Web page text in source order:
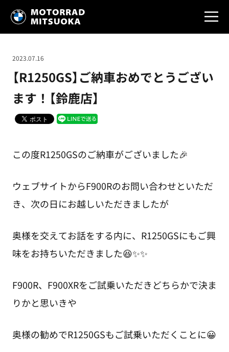
【R1250GS】ご納車おめでとうござい
ます！【鈴鹿店】
2023.07.16
この度R1250GSのご納車がございました🎉
ウェブサイトからF900Rのお問い合わせといただ
き、次の日にお越しいただきましたが
奥様を交えてお話をする内に、R1250GSにもご興
味をお持ちいただきました😆✨✨
F900R、F900XRをご試乗いただきどちらかで決ま
りかと思いきや
奥様の勧めでR1250GSもご試乗いただくことに😀